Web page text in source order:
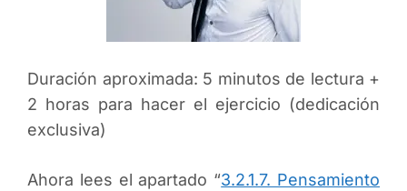
Duración aproximada: 5 minutos de lectura +
2 horas para hacer el ejercicio (dedicación
exclusiva)
Ahora lees el apartado “3.2.1.7. Pensamiento